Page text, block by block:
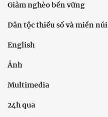
Giảm nghèo bền vững
Dân tộc thiểu số và miền núi
English
Ảnh
Multimedia
24h qua